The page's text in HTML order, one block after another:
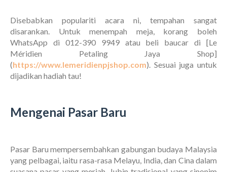
Disebabkan populariti acara ni, tempahan sangat
disarankan. Untuk menempah meja, korang boleh
WhatsApp di 012-390 9949 atau beli baucar di [Le
Méridien Petaling Jaya Shop]
(https://www.lemeridienpjshop.com). Sesuai juga untuk
dijadikan hadiah tau!
Mengenai Pasar Baru
Pasar Baru mempersembahkan gabungan budaya Malaysia
yang pelbagai, iaitu rasa-rasa Melayu, India, dan Cina dalam